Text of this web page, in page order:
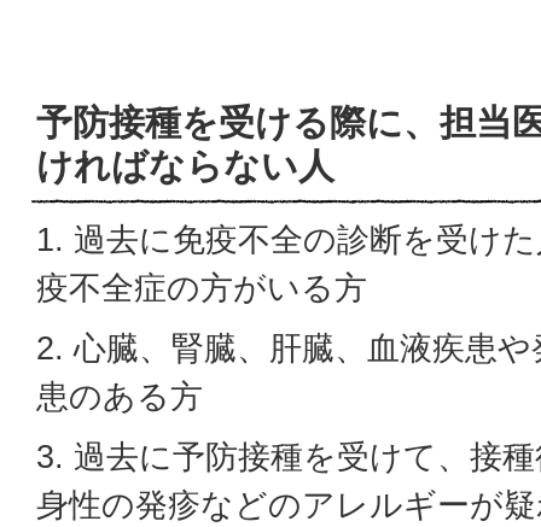
予防接種を受ける際に、担当
ければならない人
1. 過去に免疫不全の診断を受け
疫不全症の方がいる方
2. 心臓、腎臓、肝臓、血液疾患
患のある方
3. 過去に予防接種を受けて、接
身性の発疹などのアレルギーが